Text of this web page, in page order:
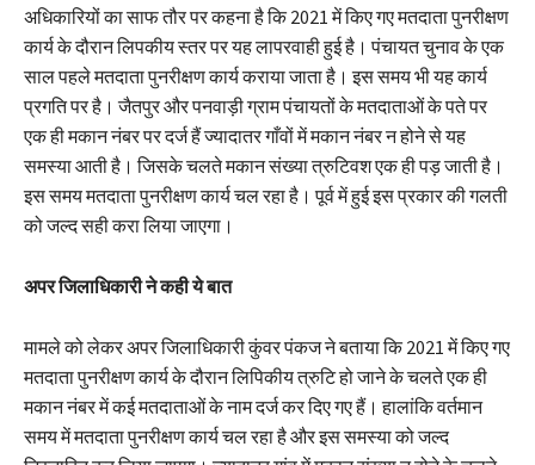
अधिकारियों का साफ तौर पर कहना है कि 2021 में किए गए मतदाता पुनरीक्षण
कार्य के दौरान लिपकीय स्तर पर यह लापरवाही हुई है। पंचायत चुनाव के एक
साल पहले मतदाता पुनरीक्षण कार्य कराया जाता है। इस समय भी यह कार्य
प्रगति पर है। जैतपुर और पनवाड़ी ग्राम पंचायतों के मतदाताओं के पते पर
एक ही मकान नंबर पर दर्ज हैं ज्यादातर गाँवों में मकान नंबर न होने से यह
समस्या आती है। जिसके चलते मकान संख्या त्रुटिवश एक ही पड़ जाती है।
इस समय मतदाता पुनरीक्षण कार्य चल रहा है। पूर्व में हुई इस प्रकार की गलती
को जल्द सही करा लिया जाएगा।
अपर जिलाधिकारी ने कही ये बात
मामले को लेकर अपर जिलाधिकारी कुंवर पंकज ने बताया कि 2021 में किए गए
मतदाता पुनरीक्षण कार्य के दौरान लिपिकीय त्रुटि हो जाने के चलते एक ही
मकान नंबर में कई मतदाताओं के नाम दर्ज कर दिए गए हैं। हालांकि वर्तमान
समय में मतदाता पुनरीक्षण कार्य चल रहा है और इस समस्या को जल्द